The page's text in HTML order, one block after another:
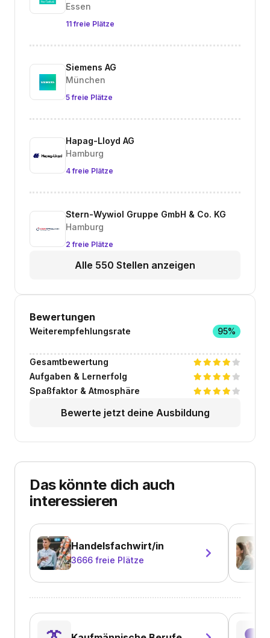
Essen
11 freie Plätze
Siemens AG
München
5 freie Plätze
Hapag-Lloyd AG
Hamburg
4 freie Plätze
Stern-Wywiol Gruppe GmbH & Co. KG
Hamburg
2 freie Plätze
Alle 550 Stellen anzeigen
Bewertungen
Weiterempfehlungsrate 95%
Gesamtbewertung
Aufgaben & Lernerfolg
Spaßfaktor & Atmosphäre
Bewerte jetzt deine Ausbildung
Das könnte dich auch
interessieren
Handelsfachwirt/in
3666 freie Plätze